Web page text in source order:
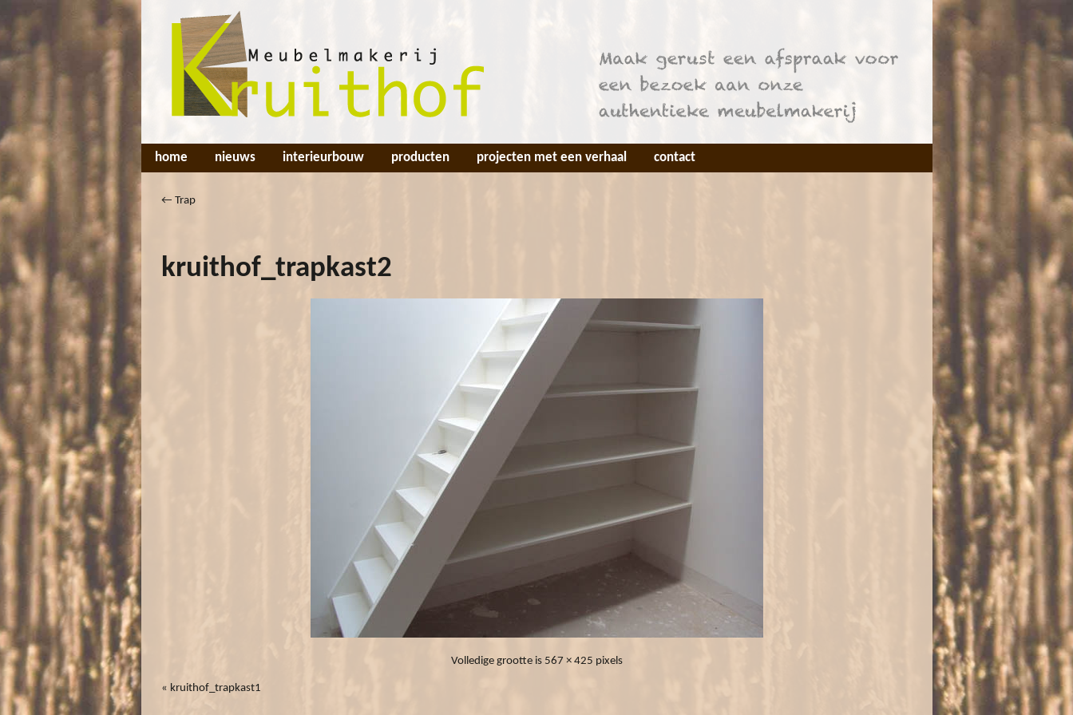
home nieuws interieurbouw producten projecten met een verhaal contact
← Trap
kruithof_trapkast2
Volledige grootte is 567 × 425 pixels
« kruithof_trapkast1